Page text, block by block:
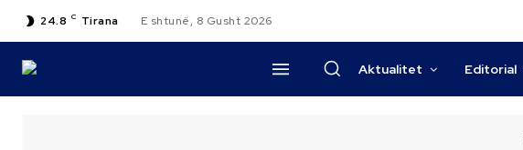
24.8 C Tirana E shtunë, 8 Gusht 2026
Aktualitet Editorial